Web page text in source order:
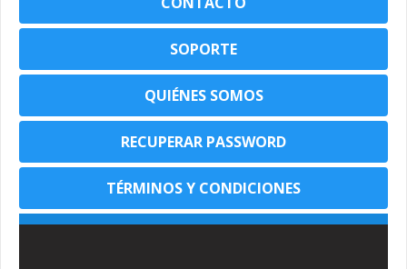
SOPORTE
QUIÉNES SOMOS
RECUPERAR PASSWORD
TÉRMINOS Y CONDICIONES